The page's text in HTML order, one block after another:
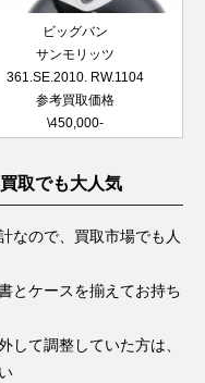
ビッグバン
サンモリッツ
361.SE.2010. RW.1104
参考買取価格
\450,000-
取でも大人気
なので、買取市場でも人
とケースを揃えてお持ち
して調整していた方は、